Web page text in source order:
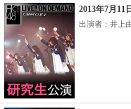
2013年7月11
出演者：井上